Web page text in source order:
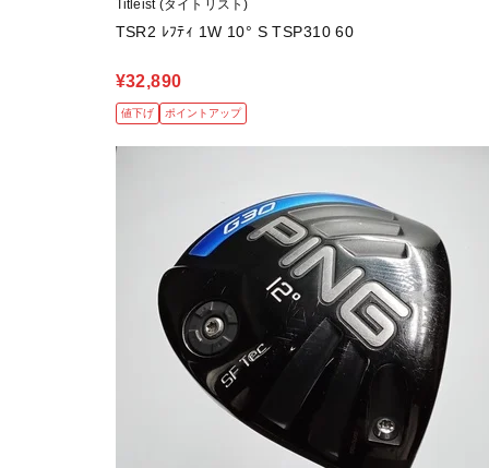
Titleist (タイトリスト)
TSR2 ﾚﾌﾃｨ 1W 10° S TSP310 60
¥32,890
値下げ ポイントアップ